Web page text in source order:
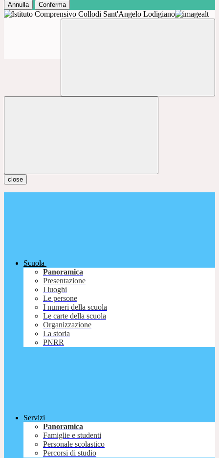
Annulla Conferma
close
Scuola
Panoramica
Presentazione
I luoghi
Le persone
I numeri della scuola
Le carte della scuola
Organizzazione
La storia
PNRR
Servizi
Panoramica
Famiglie e studenti
Personale scolastico
Percorsi di studio